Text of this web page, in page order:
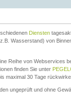
Diensten
Wasserstand) von
Reihe von Webservices
finden Sie unter
maximal 30 Tage
ungeprüft und ohne